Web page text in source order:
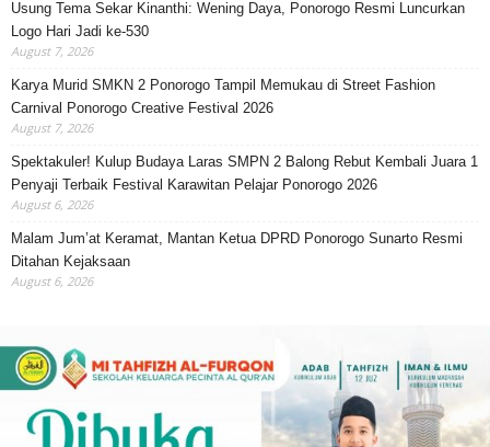
Usung Tema Sekar Kinanthi: Wening Daya, Ponorogo Resmi Luncurkan
Logo Hari Jadi ke-530
August 7, 2026
Karya Murid SMKN 2 Ponorogo Tampil Memukau di Street Fashion
Carnival Ponorogo Creative Festival 2026
August 7, 2026
Spektakuler! Kulup Budaya Laras SMPN 2 Balong Rebut Kembali Juara 1
Penyaji Terbaik Festival Karawitan Pelajar Ponorogo 2026
August 6, 2026
Malam Jum’at Keramat, Mantan Ketua DPRD Ponorogo Sunarto Resmi
Ditahan Kejaksaan
August 6, 2026